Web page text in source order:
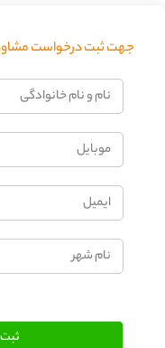
جهت ثبت درخواست مشاوره
نام
و
خانوادگی
موبایل
ایمیل
نام
شهر